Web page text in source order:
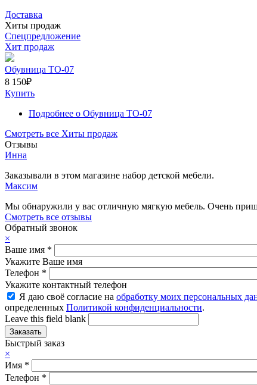
Доставка
Хиты продаж
Спецпредложение
Хит продаж
Обувница ТО-07
8 150₽
Купить
Подробнее о Обувница ТО-07
Смотреть все Хиты продаж
Отзывы
Инна
Заказывали в этом магазине набор детской мебели.
Максим
Мы обнаружили у вас отличную мягкую мебель. Очень
Смотреть все отзывы
Обратный звонок
×
Ваше имя *
Укажите Ваше имя
Телефон *
Укажите контактный телефон
Я даю своё согласие на обработку моих персональных
определенных Политикой конфиденциальности.
Leave this field blank
Быстрый заказ
×
Имя *
Телефон *